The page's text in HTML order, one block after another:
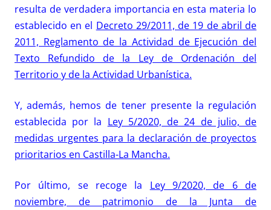
resulta de verdadera importancia en esta materia lo
establecido en el Decreto 29/2011, de 19 de abril de
2011, Reglamento de la Actividad de Ejecución del
Texto Refundido de la Ley de Ordenación del
Territorio y de la Actividad Urbanística.
Y, además, hemos de tener presente la regulación
establecida por la Ley 5/2020, de 24 de julio, de
medidas urgentes para la declaración de proyectos
prioritarios en Castilla-La Mancha.
Por último, se recoge la Ley 9/2020, de 6 de
noviembre, de patrimonio de la Junta de